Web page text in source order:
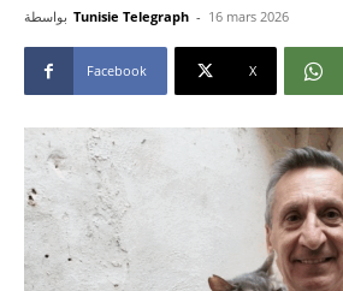
بواسطة Tunisie Telegraph - 16 mars 2026
Facebook X